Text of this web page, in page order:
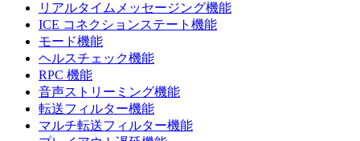
リアルタイムメッセージング機能
ICE コネクションステート機能
モード機能
ヘルスチェック機能
RPC 機能
音声ストリーミング機能
転送フィルター機能
マルチ転送フィルター機能